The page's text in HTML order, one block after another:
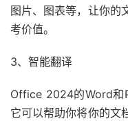
图片、图表等，让你的
考价值。
3、智能翻译
Office 2024的Word和
它可以帮助你将你的文